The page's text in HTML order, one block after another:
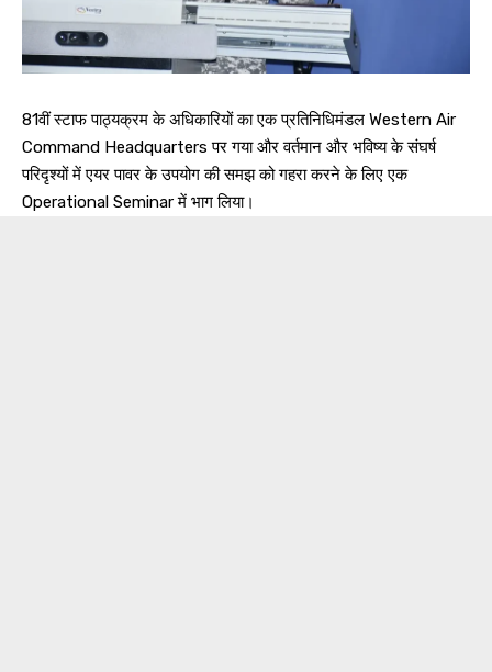
81वीं स्टाफ पाठ्यक्रम के अधिकारियों का एक प्रतिनिधिमंडल Western Air
Command Headquarters पर गया और वर्तमान और भविष्य के संघर्ष
परिदृश्यों में एयर पावर के उपयोग की समझ को गहरा करने के लिए एक
Operational Seminar में भाग लिया।